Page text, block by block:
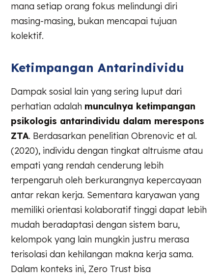
mana setiap orang fokus melindungi diri
masing-masing, bukan mencapai tujuan
kolektif.
Ketimpangan Antarindividu
Dampak sosial lain yang sering luput dari
perhatian adalah munculnya ketimpangan
psikologis antarindividu dalam merespons
ZTA. Berdasarkan penelitian Obrenovic et al.
(2020), individu dengan tingkat altruisme atau
empati yang rendah cenderung lebih
terpengaruh oleh berkurangnya kepercayaan
antar rekan kerja. Sementara karyawan yang
memiliki orientasi kolaboratif tinggi dapat lebih
mudah beradaptasi dengan sistem baru,
kelompok yang lain mungkin justru merasa
terisolasi dan kehilangan makna kerja sama.
Dalam konteks ini, Zero Trust bisa